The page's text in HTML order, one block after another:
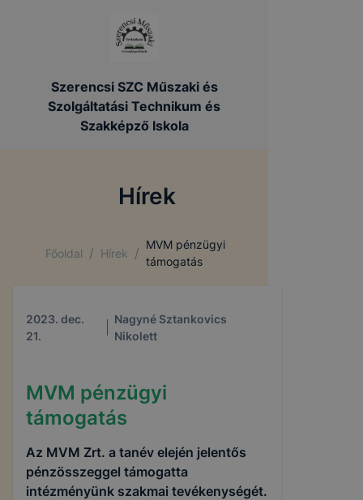
Szerencsi SZC Műszaki és
Szolgáltatási Technikum és
Szakképző Iskola
Hírek
Főoldal / Hírek /
MVM pénzügyi
támogatás
2023. dec.
21.
Nagyné Sztankovics
Nikolett
MVM pénzügyi
támogatás
Az MVM Zrt. a tanév elején jelentős
pénzösszeggel támogatta
intézményünk szakmai tevékenységét.